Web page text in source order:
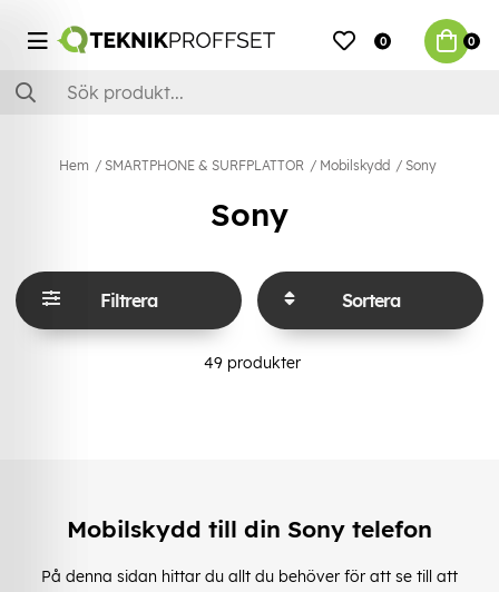
0 0
Hem SMARTPHONE & SURFPLATTOR Mobilskydd Sony
Sony
Filtrera Sortera
49produkter
Mobilskydd till din Sony telefon
På denna sidan hittar du allt du behöver för att se till att